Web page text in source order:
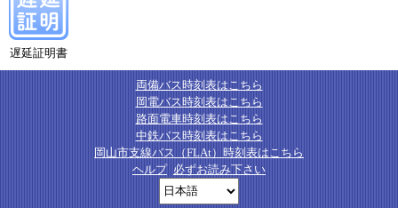
遅延証明書
両備バス時刻表はこちら
岡電バス時刻表はこちら
路面電車時刻表はこちら
中鉄バス時刻表はこちら
岡山市支線バス（FLAt）時刻表はこちら
ヘルプ 必ずお読み下さい